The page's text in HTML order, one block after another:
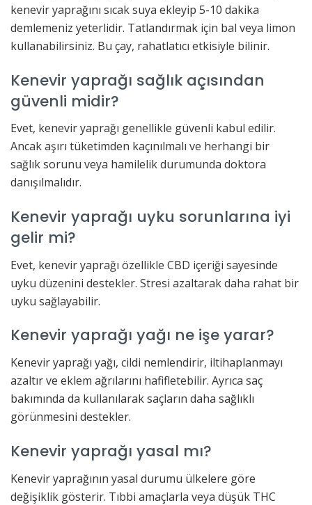
kenevir yaprağını sıcak suya ekleyip 5-10 dakika
demlemeniz yeterlidir. Tatlandırmak için bal veya limon
kullanabilirsiniz. Bu çay, rahatlatıcı etkisiyle bilinir.
Kenevir yaprağı sağlık açısından
güvenli midir?
Evet, kenevir yaprağı genellikle güvenli kabul edilir.
Ancak aşırı tüketimden kaçınılmalı ve herhangi bir
sağlık sorunu veya hamilelik durumunda doktora
danışılmalıdır.
Kenevir yaprağı uyku sorunlarına iyi
gelir mi?
Evet, kenevir yaprağı özellikle CBD içeriği sayesinde
uyku düzenini destekler. Stresi azaltarak daha rahat bir
uyku sağlayabilir.
Kenevir yaprağı yağı ne işe yarar?
Kenevir yaprağı yağı, cildi nemlendirir, iltihaplanmayı
azaltır ve eklem ağrılarını hafifletebilir. Ayrıca saç
bakımında da kullanılarak saçların daha sağlıklı
görünmesini destekler.
Kenevir yaprağı yasal mı?
Kenevir yaprağının yasal durumu ülkelere göre
değişiklik gösterir. Tıbbi amaçlarla veya düşük THC